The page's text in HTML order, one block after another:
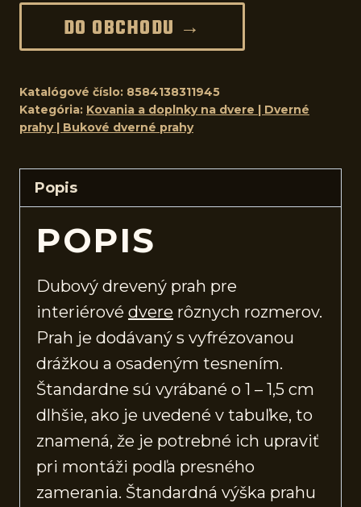
DO OBCHODU →
Katalógové číslo: 8584138311945
Kategória: Kovania a doplnky na dvere | Dverné
prahy | Bukové dverné prahy
Popis
POPIS
Dubový drevený prah pre
interiérové dvere rôznych rozmerov.
Prah je dodávaný s vyfrézovanou
drážkou a osadeným tesnením.
Štandardne sú vyrábané o 1 – 1,5 cm
dlhšie, ako je uvedené v tabuľke, to
znamená, že je potrebné ich upraviť
pri montáži podľa presného
zamerania. Štandardná výška prahu